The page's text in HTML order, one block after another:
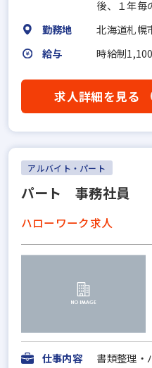
後、１年毎
勤務地
北海道札幌
給与
時給制
求人詳細を見る
アルバイト・パート
パート 事務社員
ハローワーク求人
仕事内容
書類整理・